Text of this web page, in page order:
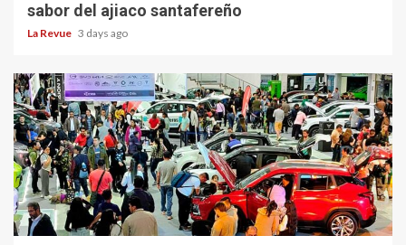
sabor del ajiaco santafereño
La Revue 3 days ago